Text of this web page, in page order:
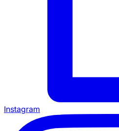
Instagram